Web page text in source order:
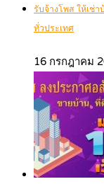
รับจ้างโพส ให้เช่
ทั่วประเทศ
16 กรกฎาคม